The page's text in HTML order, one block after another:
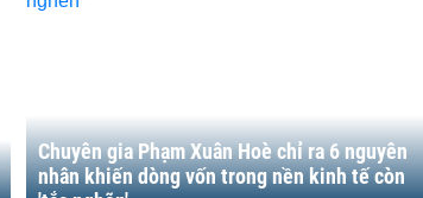
Chuyên gia Phạm Xuân Hoè chỉ ra 6 nguyên
nhân khiến dòng vốn trong nền kinh tế còn